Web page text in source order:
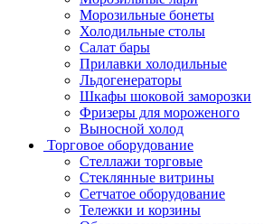
Морозильные бонеты
Холодильные столы
Салат бары
Прилавки холодильные
Льдогенераторы
Шкафы шоковой заморозки
Фризеры для мороженого
Выносной холод
Торговое оборудование
Стеллажи торговые
Стеклянные витрины
Сетчатое оборудование
Тележки и корзины